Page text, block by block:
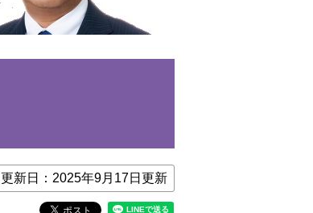
更新日：2025年9月17日更新